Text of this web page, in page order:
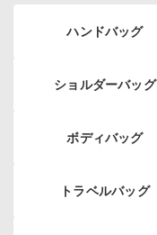
ハンドバッグ
ショルダーバッグ
ボディバッグ
トラベルバッグ